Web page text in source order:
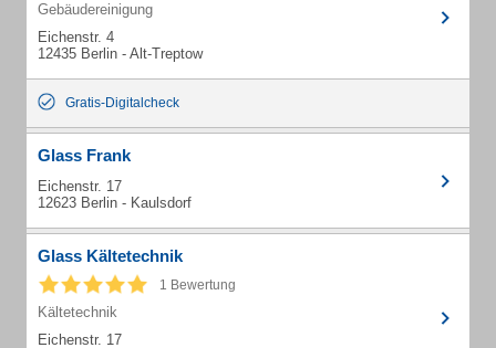
Gebäudereinigung
Eichenstr. 4
12435 Berlin - Alt-Treptow
Gratis-Digitalcheck
Glass Frank
Eichenstr. 17
12623 Berlin - Kaulsdorf
Glass Kältetechnik
1 Bewertung
Kältetechnik
Eichenstr. 17